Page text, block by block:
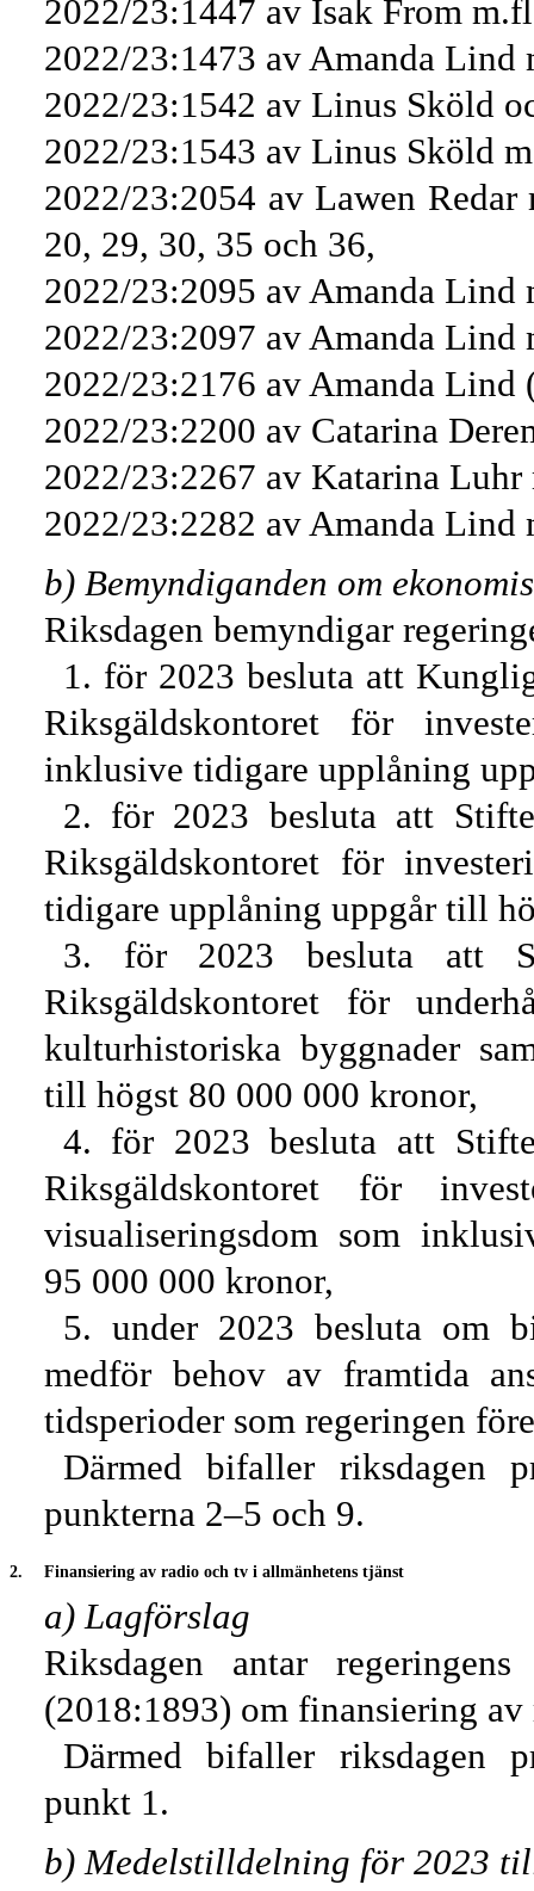
2022/23:1447 av Isak From
2022/23:1473 av Amanda
2022/23:1542 av Linus Sköld
2022/23:1543 av Linus Sköld
2022/23:2054 av Lawen
20, 29, 30, 35 och 36,
2022/23:2095 av Amanda
2022/23:2097 av Amanda Lind
2022/23:2176 av Amanda Lind
2022/23:2200 av Catarina
2022/23:2267 av Katarina
2022/23:2282 av Amanda
b) Bemyndiganden om
Riksdagen bemyndigar
1. för 2023 besluta att
Riksgäldskontoret för
inklusive tidigare upplåning
2. för 2023 besluta att
Riksgäldskontoret för
tidigare upplåning uppgår till
3. för 2023 besluta att
Riksgäldskontoret för
kulturhistoriska byggnader
till högst 80 000 000 kronor,
4. för 2023 besluta att
Riksgäldskontoret för
visualiseringsdom som
95 000 000 kronor,
5. under 2023 besluta om
medför behov av framtida
tidsperioder som regeringen
Därmed bifaller riksdagen
punkterna 2–5 och 9.
2. Finansiering av radio och tv i allmänhetens tjänst
a) Lagförslag
Riksdagen antar
(2018:1893) om finansiering
Därmed bifaller riksdagen
punkt 1.
b) Medelstilldelning för 2023